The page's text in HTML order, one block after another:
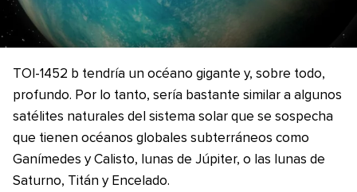
TOI-1452 b tendría un océano gigante y, sobre todo,
profundo. Por lo tanto, sería bastante similar a algunos
satélites naturales del sistema solar que se sospecha
que tienen océanos globales subterráneos como
Ganímedes y Calisto, lunas de Júpiter, o las lunas de
Saturno, Titán y Encelado.